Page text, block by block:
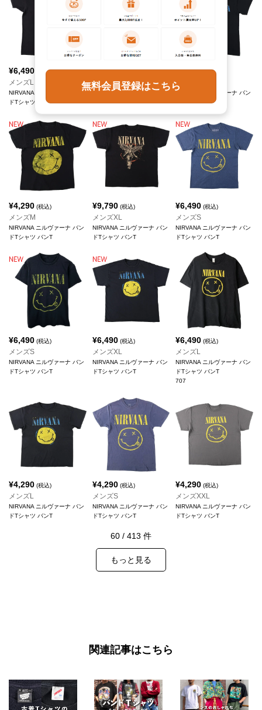
¥6,490 (税込)
メンズL
NIRVANA ニルヴァーナ バン
ドTシャツ バンT
¥6,490(税込)
メンズM
NIRVANA ニルヴァーナ バン
ドTシャツ バンT
¥4,290(税込)
メンズM
NIRVANA ニルヴァーナ バン
ドTシャツ バンT
¥4,290 (税込)
メンズM
NIRVANA ニルヴァーナ バン
ドTシャツ バンT
¥9,790(税込)
メンズXL
NIRVANA ニルヴァーナ バン
ドTシャツ バンT
¥6,490 (税込)
メンズS
NIRVANA ニルヴァーナ バン
ドTシャツ バンT
¥6,490 (税込)
メンズS
NIRVANA ニルヴァーナ バン
ドTシャツ バンT
¥6,490(税込)
メンズXL
NIRVANA ニルヴァーナ バン
ドTシャツ バンT
¥6,490 (税込)
メンズL
NIRVANA ニルヴァーナ バン
ドTシャツ バンT
707
¥4,290 (税込)
メンズL
NIRVANA ニルヴァーナ バン
ドTシャツ バンT
¥4,290(税込)
メンズS
NIRVANA ニルヴァーナ バン
ドTシャツ バンT
¥4,290 (税込)
メンズXXL
NIRVANA ニルヴァーナ バン
ドTシャツ バンT
60 / 413 件
もっと見る
関連記事はこちら
無料会員登録はこちら